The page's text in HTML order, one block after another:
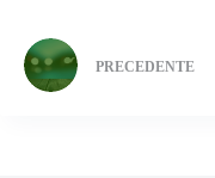
PRECEDENTE